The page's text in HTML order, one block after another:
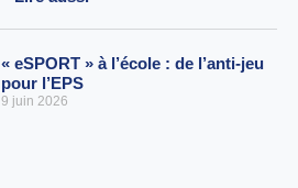
« eSPORT » à l’école : de l’anti-jeu
pour l’EPS
9 juin 2026